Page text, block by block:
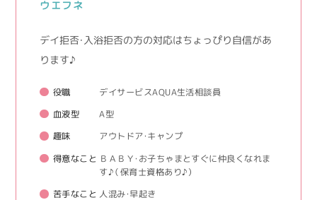
ウエフネ
デイ拒否・入浴拒否の方の対応はちょっぴり自信があ
ります♪
役職 デイサービスAQUA生活相談員
血液型 A型
趣味 アウトドア・キャンプ
得意なこと
ＢＡＢＹ・お子ちゃまとすぐに仲良くなれま
す♪（保育士資格あり♪）
苦手なこと 人混み・早起き